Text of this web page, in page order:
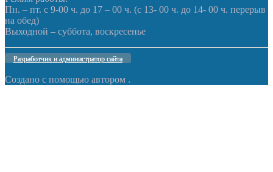
Пн. – пт. с 9-00 ч. до 17 – 00 ч. (с 13- 00 ч. до 14- 00 ч. перерыв
на обед)
Выходной – суббота, воскресенье
Разработчик и администратор сайта
Создано с помощью автором .